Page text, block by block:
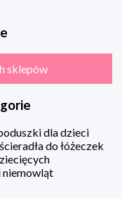
sklepów
dla dzieci
do łóżeczek
niemowląt